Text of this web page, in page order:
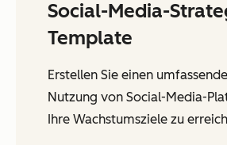
Social-Media-
Template
Erstellen Sie einen
Nutzung von Social-Media-
Ihre Wachstumsziele zu